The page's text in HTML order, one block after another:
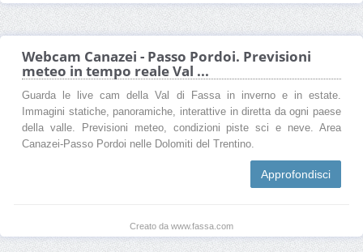
Webcam Canazei - Passo Pordoi. Previsioni
meteo in tempo reale Val ...
Guarda le live cam della Val di Fassa in inverno e in estate.
Immagini statiche, panoramiche, interattive in diretta da ogni paese
della valle. Previsioni meteo, condizioni piste sci e neve. Area
Canazei-Passo Pordoi nelle Dolomiti del Trentino.
Approfondisci
Creato da www.fassa.com